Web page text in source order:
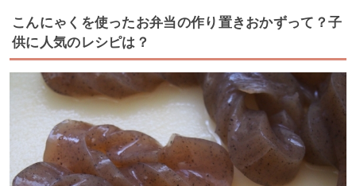
こんにゃくを使ったお弁当の作り置きおかずって？子
供に人気のレシピは？